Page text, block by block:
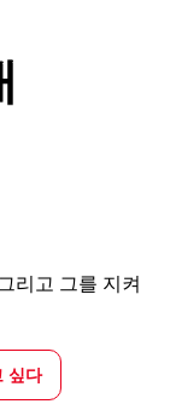
그리고 그를 지켜
싶다